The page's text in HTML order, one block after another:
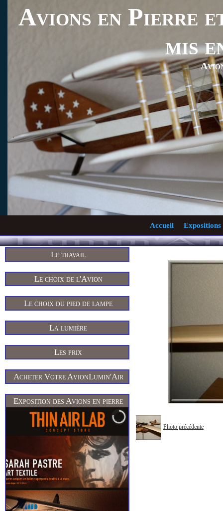
Avions en Pierre
mis
Accueil Expositions
Le travail
Le choix de l'Avion
Le choix du pied de lampe
La lumière
Les prix
Acheter Votre AvionLumin'Air
Exposition des Avions en pierre
Photo précédente